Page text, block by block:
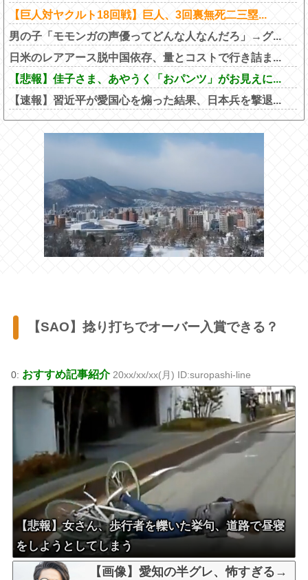
【巨人対ヤクルト18回戦】巨人、3回裏無死二三塁...
男の子「モモンガの声優ってどんな人なんだろ」→グ...
日米のレアアース脱中国依存、量とコストで行き詰ま...
【悲報】佳子さま、あやうく「おパンツ」がお見えに...
【速報】習近平が愛国心を煽った結果、日本兵を撃退...
【SAO】捻り打ちでオーバー入賞できる？
0: おすすめ記事紹介20xx/xx/xx(月) ID:suropashi-line
【悲報】女さん、歩行者を轢いた挙句、道路で昼寝
をしようとしてしまう
【画像】愛知の半グレ、怖すぎる→